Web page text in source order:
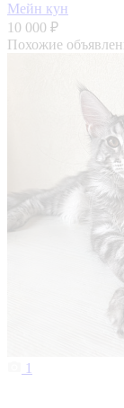
Мейн кун
10 000 ₽
Похожие
1